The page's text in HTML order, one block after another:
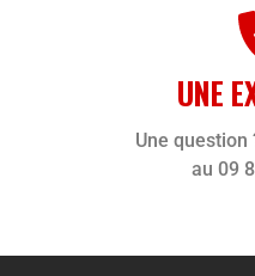
UNE
Une question
au 09